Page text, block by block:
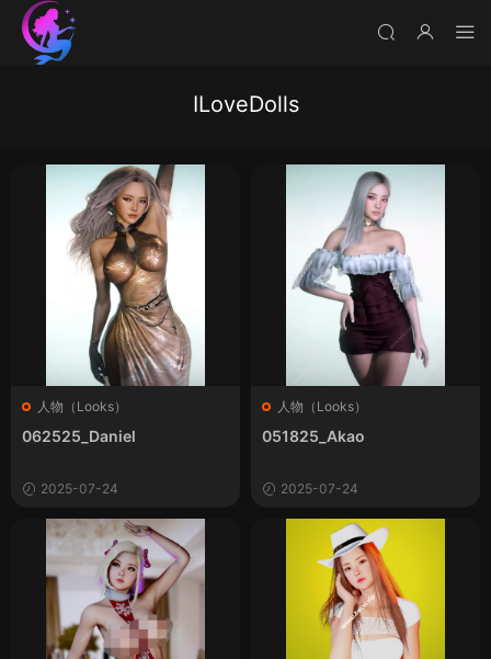
ILoveDolls
人物（Looks）
062525_Daniel
2025-07-24
人物（Looks）
051825_Akao
2025-07-24